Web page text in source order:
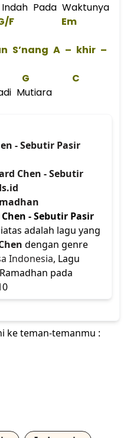
Pada Waktunya
/F
Em
S’nang A – khir –
G
C
Mutiara
- Sebutir Pasir
Chen - Sebutir
- Sebutir Pasir
adalah lagu yang
dengan genre
Indonesia, Lagu
pada
ke teman-temanmu :